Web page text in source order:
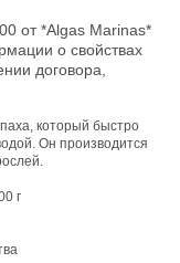
от *Algas Marinas*
о свойствах
договора,
который быстро
Он производится
г